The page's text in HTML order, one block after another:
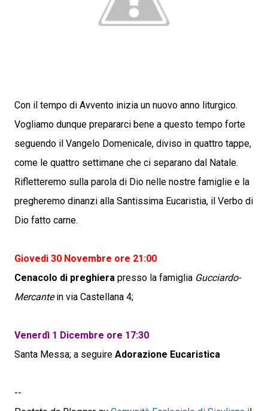
Con il tempo di Avvento inizia un nuovo anno liturgico.
Vogliamo dunque prepararci bene a questo tempo forte
seguendo il Vangelo Domenicale, diviso in quattro tappe,
come le quattro settimane che ci separano dal Natale.
Rifletteremo sulla parola di Dio nelle nostre famiglie e la
pregheremo dinanzi alla Santissima Eucaristia, il Verbo di
Dio fatto carne.
Giovedi 30 Novembre ore 21:00
Cenacolo di preghiera presso la famiglia Gucciardo-
Mercantein via Castellana 4;
Venerdì 1 Dicembre ore 17:30
Santa Messa; a seguire Adorazione Eucaristica
--